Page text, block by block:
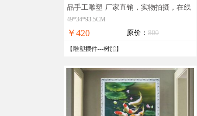
品手工雕塑 厂家直销，实物拍摄，在线
支付，全国免邮
49*34*93.5CM
￥420 原价： 800
【雕塑摆件---树脂】